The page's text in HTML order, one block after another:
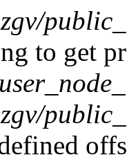
to get